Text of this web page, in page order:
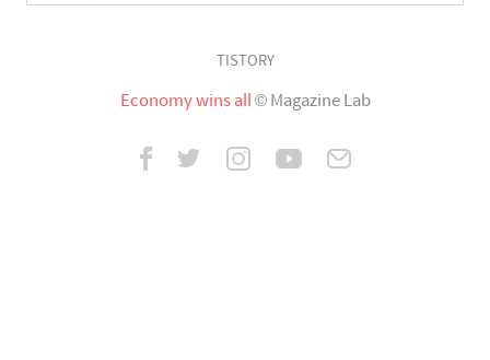
TISTORY
Economy wins all© Magazine Lab